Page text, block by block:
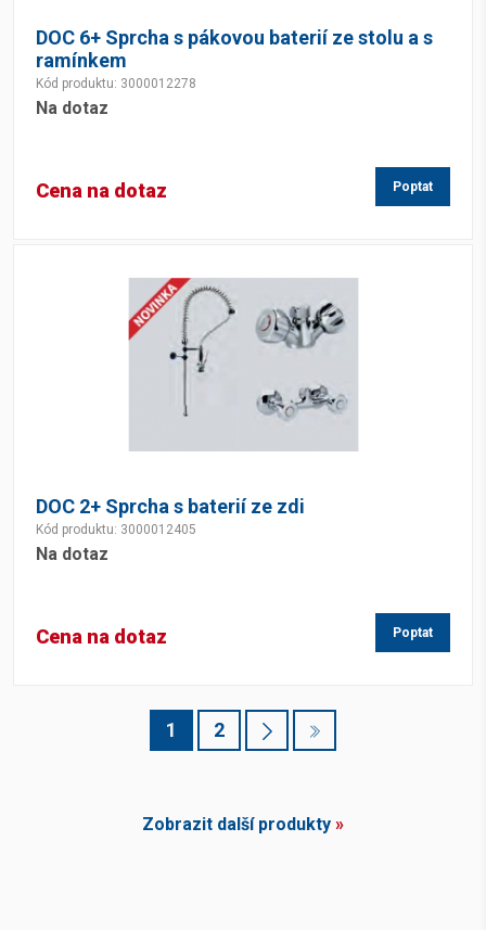
DOC 6+ Sprcha s pákovou baterií ze stolu a s
ramínkem
Kód produktu: 3000012278
Na dotaz
Cena na dotaz Poptat
DOC 2+ Sprcha s baterií ze zdi
Kód produktu: 3000012405
Na dotaz
Cena na dotaz Poptat
1 2
Zobrazit další produkty »